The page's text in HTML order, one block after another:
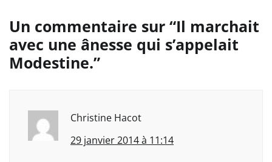
Un commentaire sur “Il marchait
avec une ânesse qui s’appelait
Modestine.”
Christine Hacot
29 janvier 2014 à 11:14